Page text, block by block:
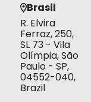
Brasil
R. Elvira
Ferraz, 250,
SL 73 - Vila
Olímpia, São
Paulo - SP,
04552-040,
Brazil